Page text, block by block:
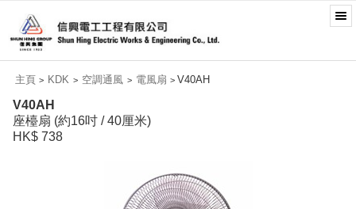
主頁 > KDK > 空調通風 > 電風扇 > V40AH
V40AH
座檯扇 (約16吋 / 40厘米)
HK$ 738